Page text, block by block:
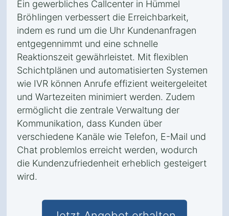
Ein gewerbliches Callcenter in Hümmel
Bröhlingen verbessert die Erreichbarkeit,
indem es rund um die Uhr Kundenanfragen
entgegennimmt und eine schnelle
Reaktionszeit gewährleistet. Mit flexiblen
Schichtplänen und automatisierten Systemen
wie IVR können Anrufe effizient weitergeleitet
und Wartezeiten minimiert werden. Zudem
ermöglicht die zentrale Verwaltung der
Kommunikation, dass Kunden über
verschiedene Kanäle wie Telefon, E-Mail und
Chat problemlos erreicht werden, wodurch
die Kundenzufriedenheit erheblich gesteigert
wird.